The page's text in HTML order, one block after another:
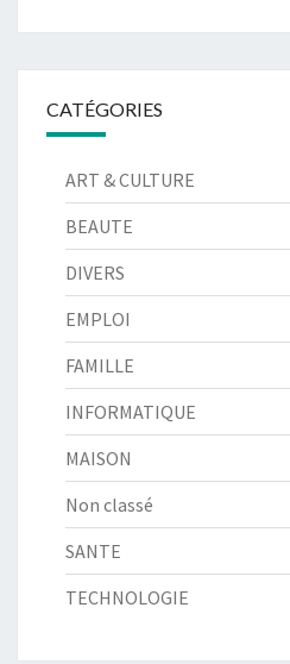
CATÉGORIES
ART & CULTURE
BEAUTE
DIVERS
EMPLOI
FAMILLE
INFORMATIQUE
MAISON
Non classé
SANTE
TECHNOLOGIE